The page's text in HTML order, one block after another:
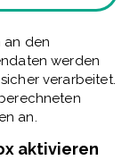
an den
werden
verarbeitet.
an.
aktivieren